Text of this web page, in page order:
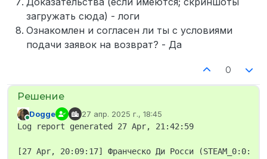
загружать сюда) - логи
Ознакомлен и согласен ли ты с условиями
подачи заявок на возврат? - Да
0
В сети
Dogge 27 апр. 2025 г., 18:45
отредактировано
Log report generated 27 Apr, 21:42:59
[27 Apr, 20:09:17] Франческо Ди Росси